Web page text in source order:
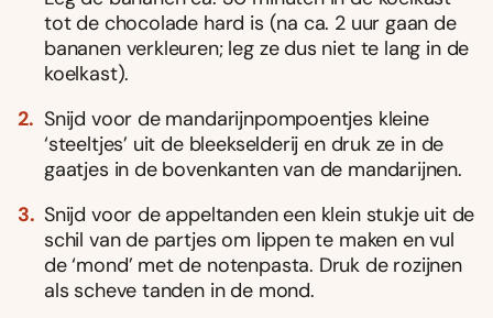
tot de chocolade hard is (na ca. 2 uur gaan de
bananen verkleuren; leg ze dus niet te lang in de
koelkast).
Snijd voor de mandarijnpompoentjes kleine
‘steeltjes’ uit de bleekselderij en druk ze in de
gaatjes in de bovenkanten van de mandarijnen.
Snijd voor de appeltanden een klein stukje uit de
schil van de partjes om lippen te maken en vul
de ‘mond’ met de notenpasta. Druk de rozijnen
als scheve tanden in de mond.